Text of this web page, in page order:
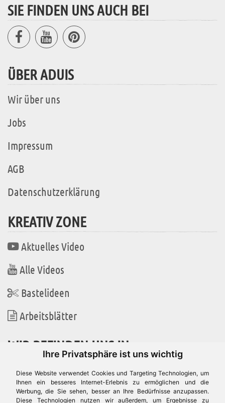
Ihre Privatsphäre ist uns wichtig
Diese Website verwendet Cookies und Targeting Technologien, um
Ihnen ein besseres Internet-Erlebnis zu ermöglichen und die
Werbung, die Sie sehen, besser an Ihre Bedürfnisse anzupassen.
Diese Technologien nutzen wir außerdem, um Ergebnisse zu
SIE FINDEN UNS AUCH BEI
ÜBER ADUIS
Wir über uns
Jobs
Impressum
AGB
Datenschutzerklärung
KREATIV ZONE
Aktuelles Video
Alle Videos
Bastelideen
Arbeitsblätter
WIR BEFINDEN UNS IN